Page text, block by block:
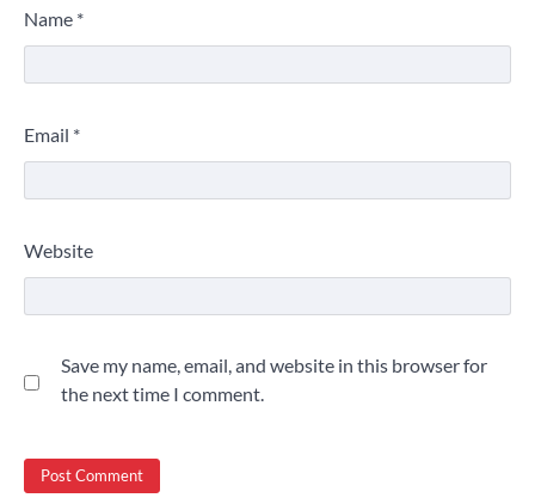
Name *
Email *
Website
Save my name, email, and website in this browser for
the next time I comment.